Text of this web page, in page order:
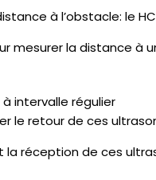
à l’obstacle: le
mesurer la distance à
intervalle régulier
retour de ces
la réception de ces